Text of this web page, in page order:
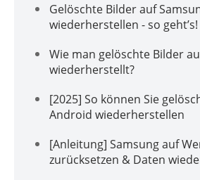
Gelöschte Bilder auf
wiederherstellen - so geht’s!
Wie man gelöschte Bilder
wiederherstellt?
[2025] So können Sie
Android wiederherstellen
[Anleitung] Samsung auf
zurücksetzen & Daten